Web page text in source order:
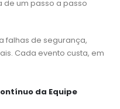
um passo a passo
falhas de segurança,
Cada evento custa, em
da Equipe